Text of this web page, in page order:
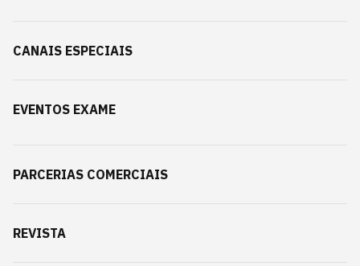
CANAIS ESPECIAIS
EVENTOS EXAME
PARCERIAS COMERCIAIS
REVISTA